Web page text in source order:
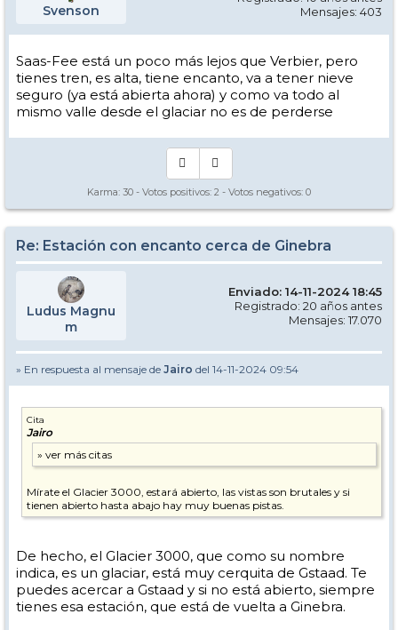
Svenson
Mensajes: 403
Saas-Fee está un poco más lejos que Verbier, pero
tienes tren, es alta, tiene encanto, va a tener nieve
seguro (ya está abierta ahora) y como va todo al
mismo valle desde el glaciar no es de perderse
Karma: 30 - Votos positivos: 2 - Votos negativos: 0
Re: Estación con encanto cerca de Ginebra
Ludus Magnu
m
Enviado: 14-11-2024 18:45
Registrado: 20 años antes
Mensajes: 17.070
» En respuesta al mensaje de Jairo del 14-11-2024 09:54
Cita
Jairo
Mírate el Glacier 3000, estará abierto, las vistas son brutales y si
tienen abierto hasta abajo hay muy buenas pistas.
De hecho, el Glacier 3000, que como su nombre
indica, es un glaciar, está muy cerquita de Gstaad. Te
puedes acercar a Gstaad y si no está abierto, siempre
tienes esa estación, que está de vuelta a Ginebra.